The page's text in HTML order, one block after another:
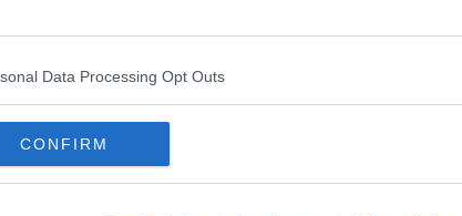
Data Processing Opt Outs
CONFIRM
appare anche su questo blog e si chiama proprio Charlie, aiuta i